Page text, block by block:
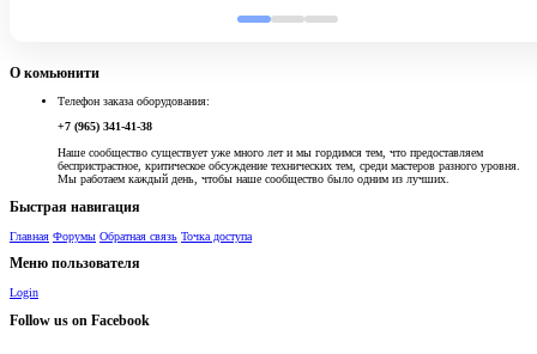
О комьюнити
Телефон заказа оборудования:
+7 (965) 341-41-38
Наше сообщество существует уже много лет и мы гордимся тем, что предоставляем
беспристрастное, критическое обсуждение технических тем, среди мастеров разного уровня.
Мы работаем каждый день, чтобы наше сообщество было одним из лучших.
Быстрая навигация
Главная Форумы Обратная связь Точка доступа
Меню пользователя
Login
Follow us on Facebook